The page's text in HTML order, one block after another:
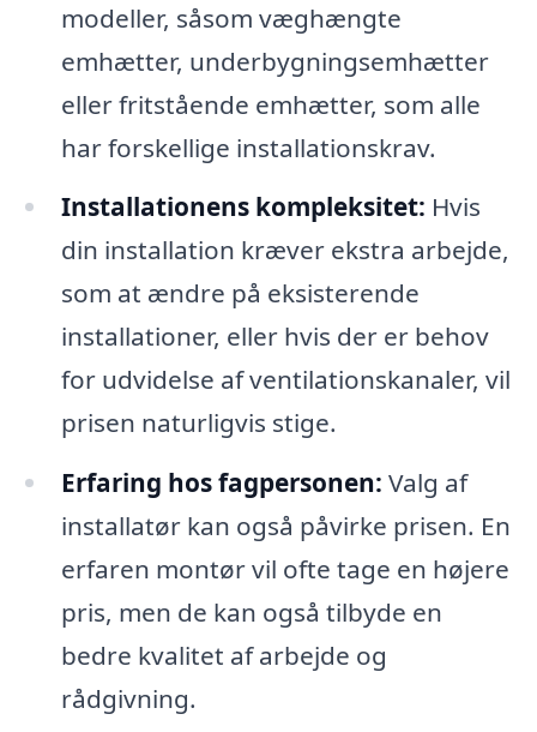
modeller, såsom væghængte
emhætter, underbygningsemhætter
eller fritstående emhætter, som alle
har forskellige installationskrav.
Installationens kompleksitet: Hvis
din installation kræver ekstra arbejde,
som at ændre på eksisterende
installationer, eller hvis der er behov
for udvidelse af ventilationskanaler, vil
prisen naturligvis stige.
Erfaring hos fagpersonen: Valg af
installatør kan også påvirke prisen. En
erfaren montør vil ofte tage en højere
pris, men de kan også tilbyde en
bedre kvalitet af arbejde og
rådgivning.